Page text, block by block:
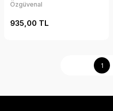
Özgüvenal
935,00 TL
1